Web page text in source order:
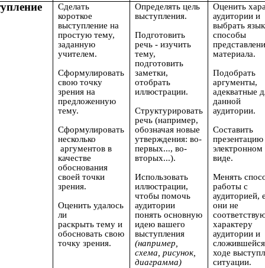
Сделать
короткое
выступление на
простую тему,
заданную
учителем.
Сформулировать
свою точку
зрения на
предложенную
тему.
Сформулировать
несколько
аргументов в
качестве
обоснования
своей точки
зрения.
Оценить удалось
ли
раскрыть тему и
обосновать свою
точку зрения.
Определять цель
выступления.
Подготовить
речь -изучить
тему,
подготовить
заметки,
отобрать
иллюстрации.
Структурировать
речь (например,
обозначая новые
утверждения: во-
первых..., во-
вторых...).
Использовать
иллюстрации,
чтобы помочь
аудитории
понять основную
идею вашего
выступления
(например,
схема, рисунок,
диаграмма)
Оценить
аудитории и
выбрать
способы
материала.
Подобрать
аргументы,
адекватные
данной
аудитории.
Составить
презентацию
электронном
виде.
Менять
работы с
аудиторией,
они не
характеру
аудитории и
ходе
ситуации.